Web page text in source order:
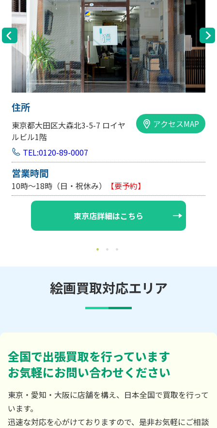
住所
東京都大田区大森北3-5-7 ロイヤ
ルビル1階
アクセスMAP
TEL:0120-89-0007
営業時間
10時～18時（日・祝休み） 【要予約】
東京店詳細はこちら
絵画買取対応エリア
全国で出張買取を行っています
お気軽にお問い合わせください
東京・愛知・大阪に店舗を構え、日本全国で買取を行って
います。
迅速な対応を心がけておりますので、是非お気軽にご相談